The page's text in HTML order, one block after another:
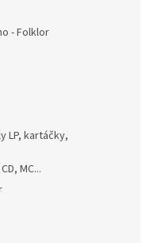
- Folklor
LP, kartáčky,
MC...